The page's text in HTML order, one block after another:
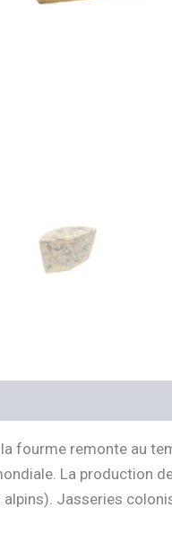
fourme remonte au
La production
alpins). Jasseries